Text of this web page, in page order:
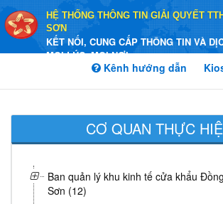
HỆ THỐNG THÔNG TIN GIẢI QUYẾT
SƠN
KẾT NỐI, CUNG CẤP THÔNG TIN VÀ
MỌI LÚC, MỌI NƠI
Kênh hướng dẫn
CƠ QUAN THỰC
Ban quản lý khu kinh tế cửa khẩu
Sơn (12)